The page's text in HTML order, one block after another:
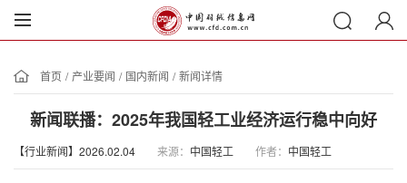
首页 / 产业要闻 / 国内新闻 / 新闻详情
新闻联播：2025年我国轻工业经济运行稳中向好
【行业新闻】2026.02.04 来源： 中国轻工 作者： 中国轻工